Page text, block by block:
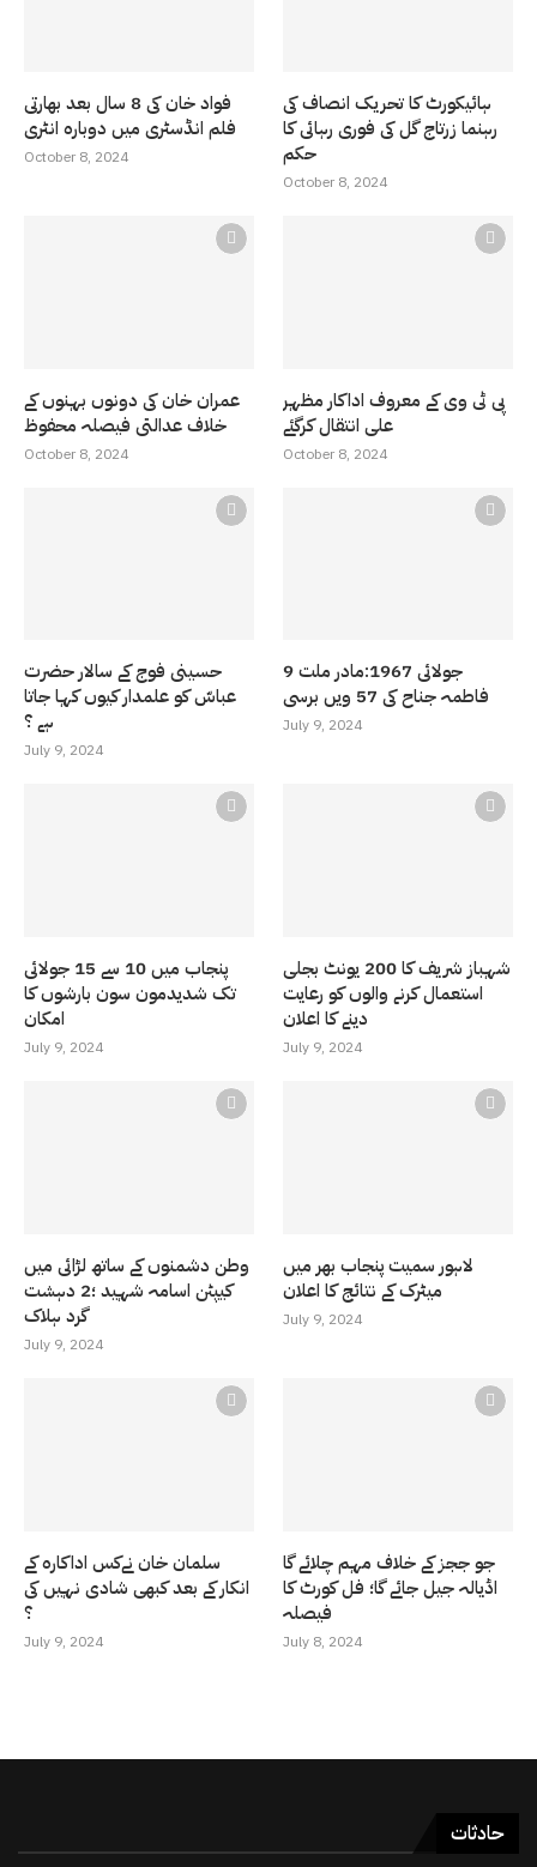
فواد خان کی 8 سال بعد بھارتی
فلم انڈسٹری میں دوبارہ انٹری
October 8, 2024
ہائیکورٹ کا تحریک انصاف کی
رہنما زرتاج گل کی فوری رہائی کا
حکم
October 8, 2024
عمران خان کی دونوں بہنوں کے
خلاف عدالتی فیصلہ محفوظ
October 8, 2024
پی ٹی وی کے معروف اداکار مظہر
علی انتقال کرگئے
October 8, 2024
حسینی فوج کے سالار حضرت
عباسّ کو علمدار کیوں کہا جاتا
ہے ؟
July 9, 2024
9 جولائی 1967:مادر ملت
فاطمہ جناح کی 57 ویں برسی
July 9, 2024
پنجاب میں 10 سے 15 جولائی
تک شدیدمون سون بارشوں کا
امکان
July 9, 2024
شہباز شریف کا 200 یونٹ بجلی
استعمال کرنے والوں کو رعایت
دینے کا اعلان
July 9, 2024
وطن دشمنوں کے ساتھ لڑائی میں
کیپٹن اسامہ شہید ؛2 دہشت
گرد ہلاک
July 9, 2024
لاہور سمیت پنجاب بھر میں
میٹرک کے نتائج کا اعلان
July 9, 2024
سلمان خان نےکس اداکارہ کے
انکار کے بعد کبھی شادی نہیں کی
؟
July 9, 2024
جو ججز کے خلاف مہم چلائے گا
اڈیالہ جیل جائے گا؛ فل کورٹ کا
فیصلہ
July 8, 2024
حادثات